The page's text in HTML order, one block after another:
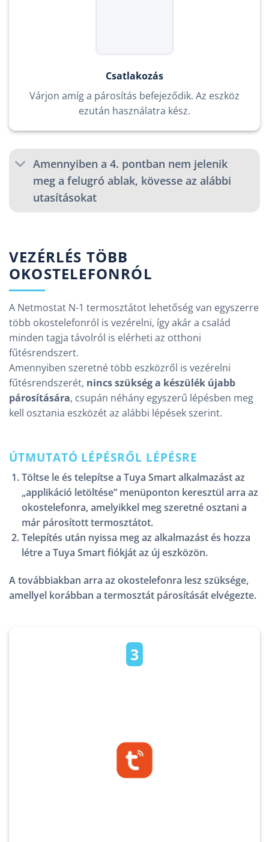
Csatlakozás
Várjon amíg a párosítás befejeződik. Az eszköz
ezután használatra kész.
Amennyiben a 4. pontban nem jelenik
meg a felugró ablak, kövesse az alábbi
utasításokat
VEZÉRLÉS TÖBB
OKOSTELEFONRÓL
A Netmostat N-1 termosztátot lehetőség van egyszerre
több okostelefonról is vezérelni, így akár a család
minden tagja távolról is elérheti az otthoni
fűtésrendszert.
Amennyiben szeretné több eszközről is vezérelni
fűtésrendszerét, nincs szükség a készülék újabb
párosítására, csupán néhány egyszerű lépésben meg
kell osztania eszközét az alábbi lépések szerint.
ÚTMUTATÓ LÉPÉSRŐL LÉPÉSRE
Töltse le és telepítse a Tuya Smart alkalmazást az
„applikáció letöltése” menüponton keresztül arra az
okostelefonra, amelyikkel meg szeretné osztani a
már párosított termosztátot.
Telepítés után nyissa meg az alkalmazást és hozza
létre a Tuya Smart fiókját az új eszközön.
A továbbiakban arra az okostelefonra lesz szüksége,
amellyel korábban a termosztát párosítását elvégezte.
3